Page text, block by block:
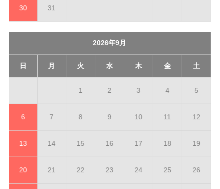
30 31
2026年9月
日 月 火 水 木 金 土
1 2 3 4 5
6 7 8 9 10 11 12
13 14 15 16 17 18 19
20 21 22 23 24 25 26